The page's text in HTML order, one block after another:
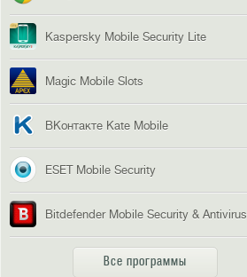
Kaspersky Mobile Security Lite
Magic Mobile Slots
ВКонтакте Kate Mobile
ESET Mobile Security
Bitdefender Mobile Security & Antivirus
Все программы